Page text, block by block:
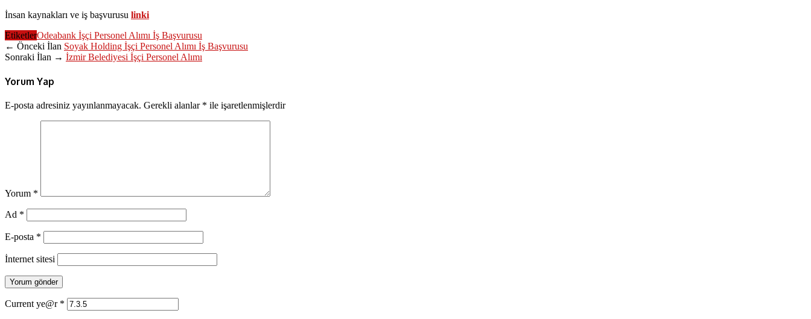
İnsan kaynakları ve iş başvurusu linki
EtiketlerOdeabank İşçi Personel Alımı İş Başvurusu
← Önceki İlan Soyak Holding İşçi Personel Alımı İş Başvurusu
Sonraki İlan → İzmir Belediyesi İşçi Personel Alımı
Yorum Yap
E-posta adresiniz yayınlanmayacak. Gerekli alanlar * ile işaretlenmişlerdir
Yorum *
Ad *
E-posta *
İnternet sitesi
Current ye@r *